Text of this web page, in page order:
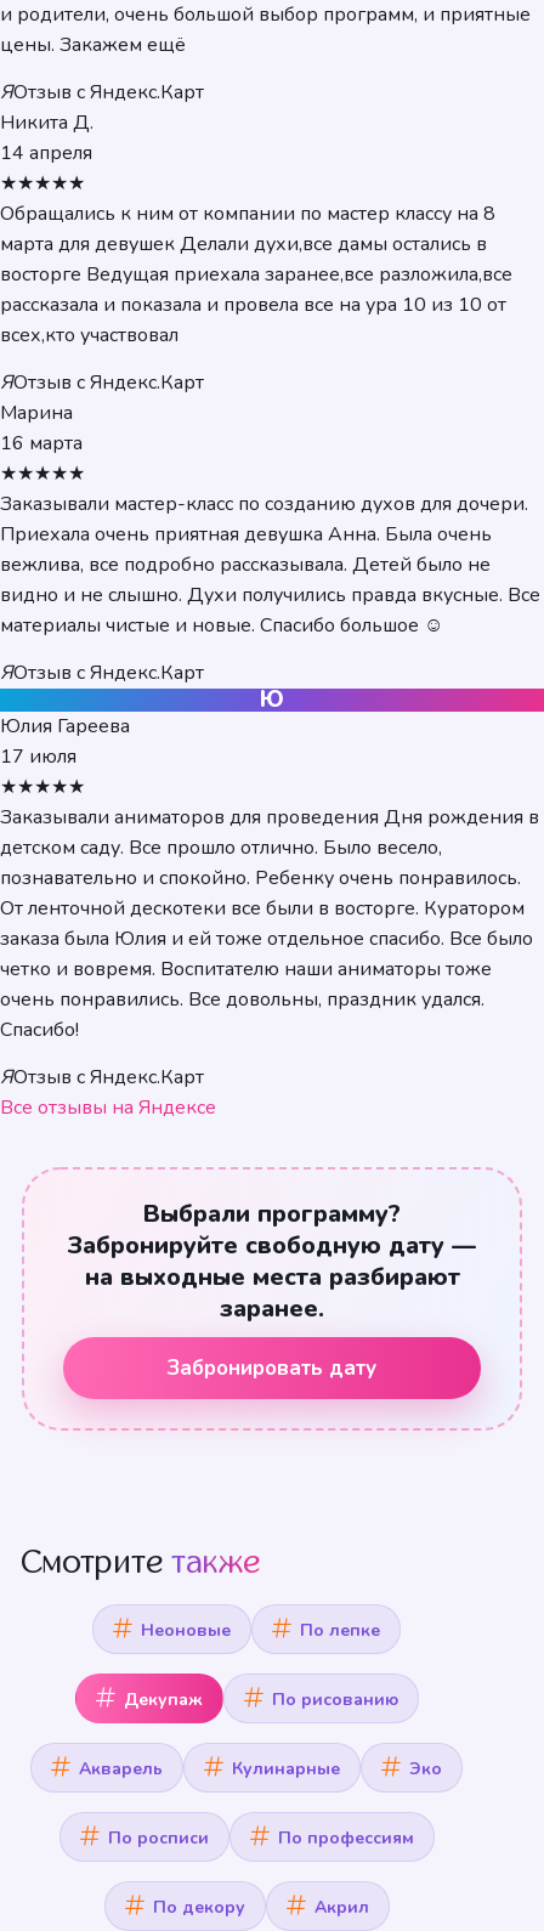
и родители, очень большой выбор программ, и приятные
цены. Закажем ещё
ЯОтзыв с Яндекс.Карт
Никита Д.
14 апреля
★★★★★
Обращались к ним от компании по мастер классу на 8
марта для девушек Делали духи,все дамы остались в
восторге Ведущая приехала заранее,все разложила,все
рассказала и показала и провела все на ура 10 из 10 от
всех,кто участвовал
ЯОтзыв с Яндекс.Карт
Марина
16 марта
★★★★★
Заказывали мастер-класс по созданию духов для дочери.
Приехала очень приятная девушка Анна. Была очень
вежлива, все подробно рассказывала. Детей было не
видно и не слышно. Духи получились правда вкусные. Все
материалы чистые и новые. Спасибо большое ☺️
ЯОтзыв с Яндекс.Карт
Ю
Юлия Гареева
17 июля
★★★★★
Заказывали аниматоров для проведения Дня рождения в
детском саду. Все прошло отлично. Было весело,
познавательно и спокойно. Ребенку очень понравилось.
От ленточной дескотеки все были в восторге. Куратором
заказа была Юлия и ей тоже отдельное спасибо. Все было
четко и вовремя. Воспитателю наши аниматоры тоже
очень понравились. Все довольны, праздник удался.
Спасибо!
ЯОтзыв с Яндекс.Карт
Все отзывы на Яндексе
Выбрали программу?
Забронируйте свободную дату —
на выходные места разбирают
заранее.
Забронировать дату
Смотрите также
Неоновые По лепке
Декупаж По рисованию
Акварель Кулинарные Эко
По росписи По профессиям
По декору Акрил